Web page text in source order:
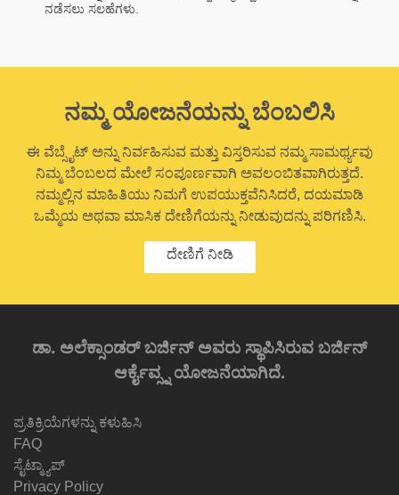
ನಡೆಸಲು ಸಲಹೆಗಳು.
ನಮ್ಮ ಯೋಜನೆಯನ್ನು ಬೆಂಬಲಿಸಿ
ಈ ವೆಬ್ಸೈಟ್ ಅನ್ನು ನಿರ್ವಹಿಸುವ ಮತ್ತು ವಿಸ್ತರಿಸುವ ನಮ್ಮ ಸಾಮರ್ಥ್ಯವು
ನಿಮ್ಮ ಬೆಂಬಲದ ಮೇಲೆ ಸಂಪೂರ್ಣವಾಗಿ ಅವಲಂಬಿತವಾಗಿರುತ್ತದೆ.
ನಮ್ಮಲ್ಲಿನ ಮಾಹಿತಿಯು ನಿಮಗೆ ಉಪಯುಕ್ತವೆನಿಸಿದರೆ, ದಯಮಾಡಿ
ಒಮ್ಮೆಯ ಅಥವಾ ಮಾಸಿಕ ದೇಣಿಗೆಯನ್ನು ನೀಡುವುದನ್ನು ಪರಿಗಣಿಸಿ.
ದೇಣಿಗೆ ನೀಡಿ
ಡಾ. ಅಲೆಕ್ಸಾಂಡರ್ ಬರ್ಜಿನ್ ಅವರು ಸ್ಥಾಪಿಸಿರುವ ಬರ್ಜಿನ್
ಆರ್ಕೈವ್ಸ್ನ ಯೋಜನೆಯಾಗಿದೆ.
ಪ್ರತಿಕ್ರಿಯೆಗಳನ್ನು ಕಳುಹಿಸಿ
FAQ
ಸೈಟ್ಮ್ಯಾಪ್
Privacy Policy